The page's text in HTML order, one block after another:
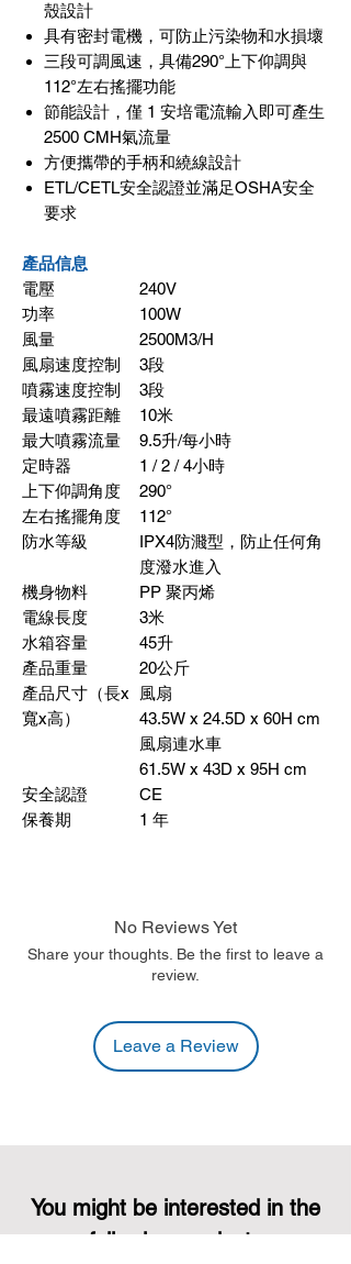
殼設計
具有密封電機，可防止污染物和水損壞
三段可調風速，具備290°上下仰調與
112°左右搖擺功能
節能設計，僅 1 安培電流輸入即可產生
2500 CMH氣流量
方便攜帶的手柄和繞線設計
ETL/CETL安全認證並滿足OSHA安全
要求
產品信息
電壓
240V
功率
100W
風量
2500M3/H
風扇速度控制
3段
噴霧速度控制
3段
最遠噴霧距離
10米
最大噴霧流量
9.5升/每小時
定時器
1 / 2 / 4小時
上下仰調角度
290°
左右搖擺角度
112°
防水等級
IPX4防濺型，防止任何角
度潑水進入
機身物料
PP 聚丙烯
電線長度
3米
水箱容量
45升
產品重量
20公斤
產品尺寸（長x
寬x高）
風扇
43.5W x 24.5D x 60H cm
風扇連水車
61.5W x 43D x 95H cm
安全認證
CE
保養期
1 年
No Reviews Yet
Share your thoughts. Be the first to leave a
review.
Leave a Review
You might be interested in the
following products